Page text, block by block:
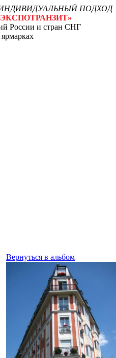
ПОДХОД
России и стран СНГ
Вернуться в альбом